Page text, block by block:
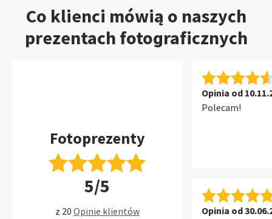
Co klienci mówią o naszych
prezentach fotograficznych
Fotoprezenty
5/5
z 20 Opinie klientów
Opinia od
Polecam!
Opinia od